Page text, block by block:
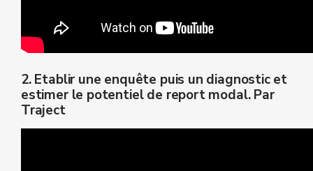
2. Etablir une enquête puis un diagnostic et
estimer le potentiel de report modal. Par
Traject